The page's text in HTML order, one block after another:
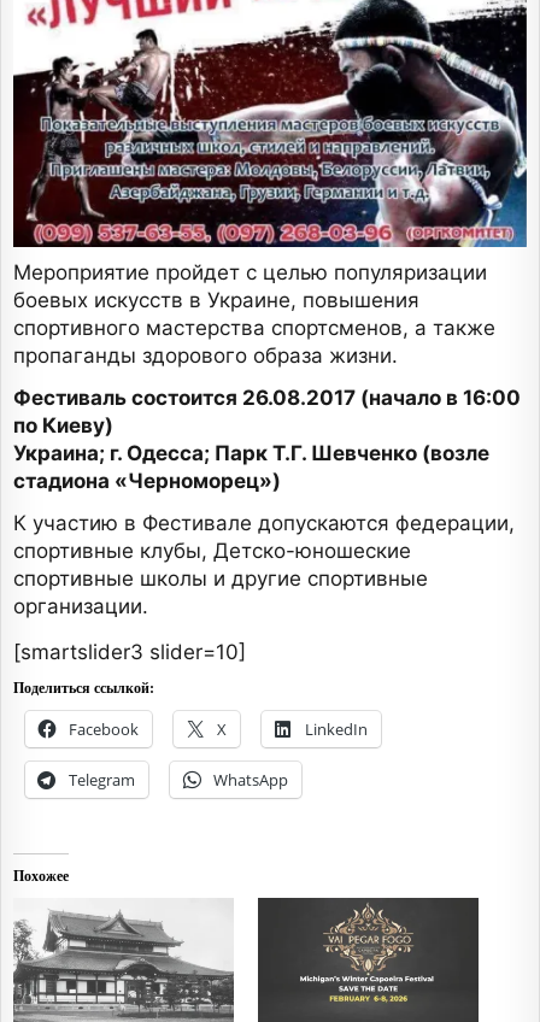
Мероприятие пройдет с целью популяризации
боевых искусств в Украине, повышения
спортивного мастерства спортсменов, а также
пропаганды здорового образа жизни.
Фестиваль состоится 26.08.2017 (начало в 16:00
по Киеву)
Украина; г. Одесса; Парк Т.Г. Шевченко (возле
стадиона «Черноморец»)
К участию в Фестивале допускаются федерации,
спортивные клубы, Детско-юношеские
спортивные школы и другие спортивные
организации.
[smartslider3 slider=10]
Поделиться ссылкой:
Facebook X LinkedIn
Telegram WhatsApp
Похожее